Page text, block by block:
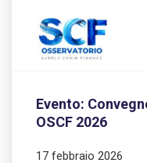
Evento:
OSCF 2026
17 febbraio 2026